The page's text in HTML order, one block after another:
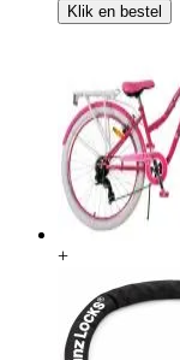
Klik en bestel
+